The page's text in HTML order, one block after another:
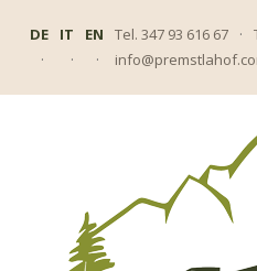
DE
·
IT
·
EN
·
Tel. 347 93 616 67 ·